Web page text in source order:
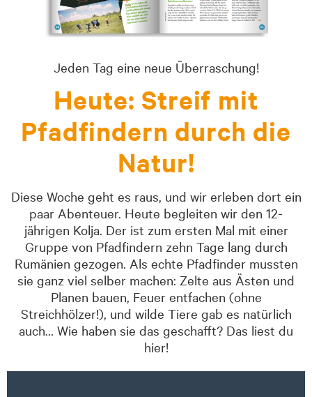
Jeden Tag eine neue Überraschung!
Heute: Streif mit
Pfadfindern durch die
Natur!
Diese Woche geht es raus, und wir erleben dort ein
paar Abenteuer. Heute begleiten wir den 12-
jährigen Kolja. Der ist zum ersten Mal mit einer
Gruppe von Pfadfindern zehn Tage lang durch
Rumänien gezogen. Als echte Pfadfinder mussten
sie ganz viel selber machen: Zelte aus Ästen und
Planen bauen, Feuer entfachen (ohne
Streichhölzer!), und wilde Tiere gab es natürlich
auch… Wie haben sie das geschafft? Das liest du
hier!